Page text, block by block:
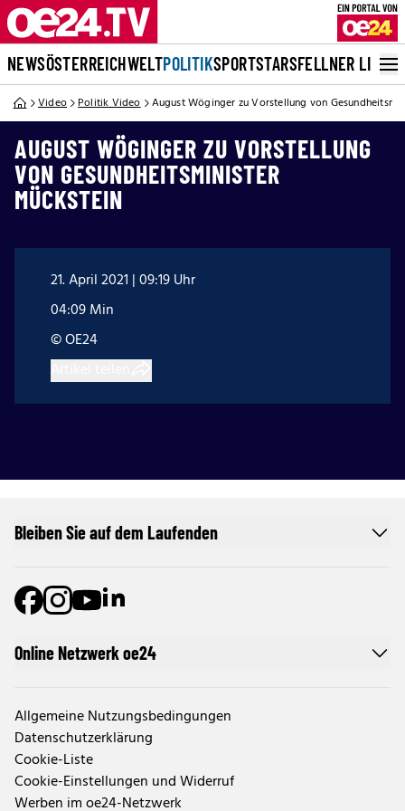
NEWSÖSTERREICHWELTPOLITIKSPORTSTARSFELLNER LIVE
Video Politik Video August Wöginger zu Vorstellung von
AUGUST WÖGINGER ZU VORSTELLUNG
VON GESUNDHEITSMINISTER
MÜCKSTEIN
21. April 2021 | 09:19 Uhr
04:09 Min
© OE24
Online Netzwerk oe24
Allgemeine Nutzungsbedingungen
Datenschutzerklärung
Cookie-Liste
Cookie-Einstellungen und Widerruf
Werben im oe24-Netzwerk
Bleiben Sie auf dem Laufenden